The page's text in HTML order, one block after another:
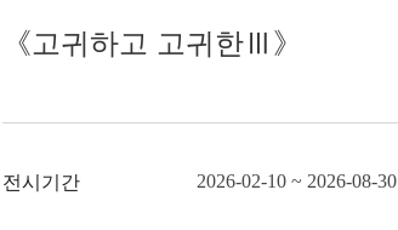
《고귀하고 고귀한Ⅲ》
전시기간 2026-02-10 ~ 2026-08-30